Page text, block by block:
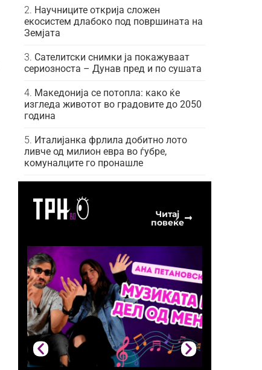
Научниците открија сложен
екосистем длабоко под површината на
Земјата
Сателитски снимки ја покажуваат
сериозноста – Дунав пред и по сушата
Македонија се потопла: како ќе
изгледа животот во градовите до 2050
година
Италијанка фрлила добитно лото
ливче од милион евра во ѓубре,
комуналците го пронашле
Читај
повеќе